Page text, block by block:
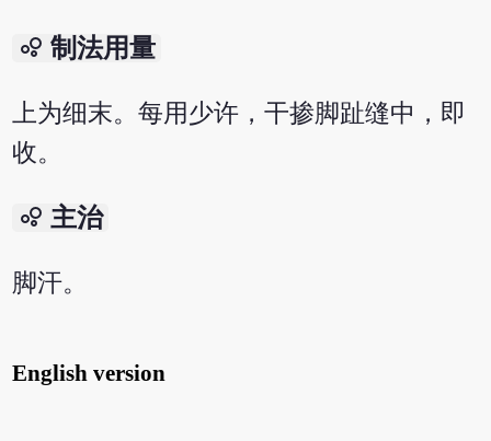
bubble_chart 制法用量
上为细末。每用少许，干掺脚趾缝中，即
收。
bubble_chart 主治
脚汗。
English version